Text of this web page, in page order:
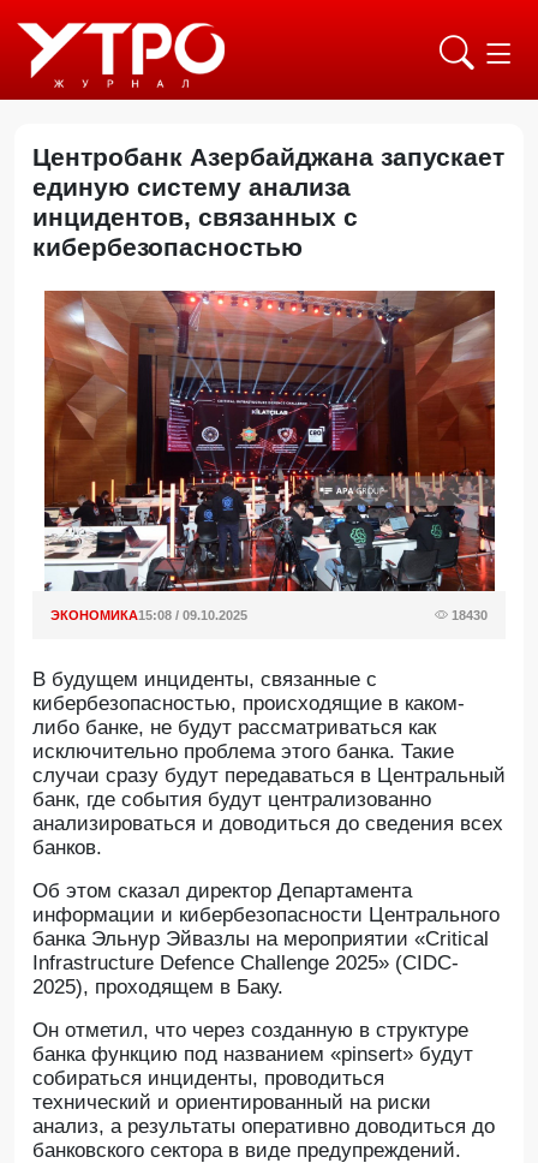
Центробанк Азербайджана запускает
единую систему анализа
инцидентов, связанных с
кибербезопасностью
ЭКОНОМИКА15:08 / 09.10.2025 18430
В будущем инциденты, связанные с
кибербезопасностью, происходящие в каком-
либо банке, не будут рассматриваться как
исключительно проблема этого банка. Такие
случаи сразу будут передаваться в Центральный
банк, где события будут централизованно
анализироваться и доводиться до сведения всех
банков.
Об этом сказал директор Департамента
информации и кибербезопасности Центрального
банка Эльнур Эйвазлы на мероприятии «Critical
Infrastructure Defence Challenge 2025» (CIDC-
2025), проходящем в Баку.
Он отметил, что через созданную в структуре
банка функцию под названием «pinsert» будут
собираться инциденты, проводиться
технический и ориентированный на риски
анализ, а результаты оперативно доводиться до
банковского сектора в виде предупреждений.